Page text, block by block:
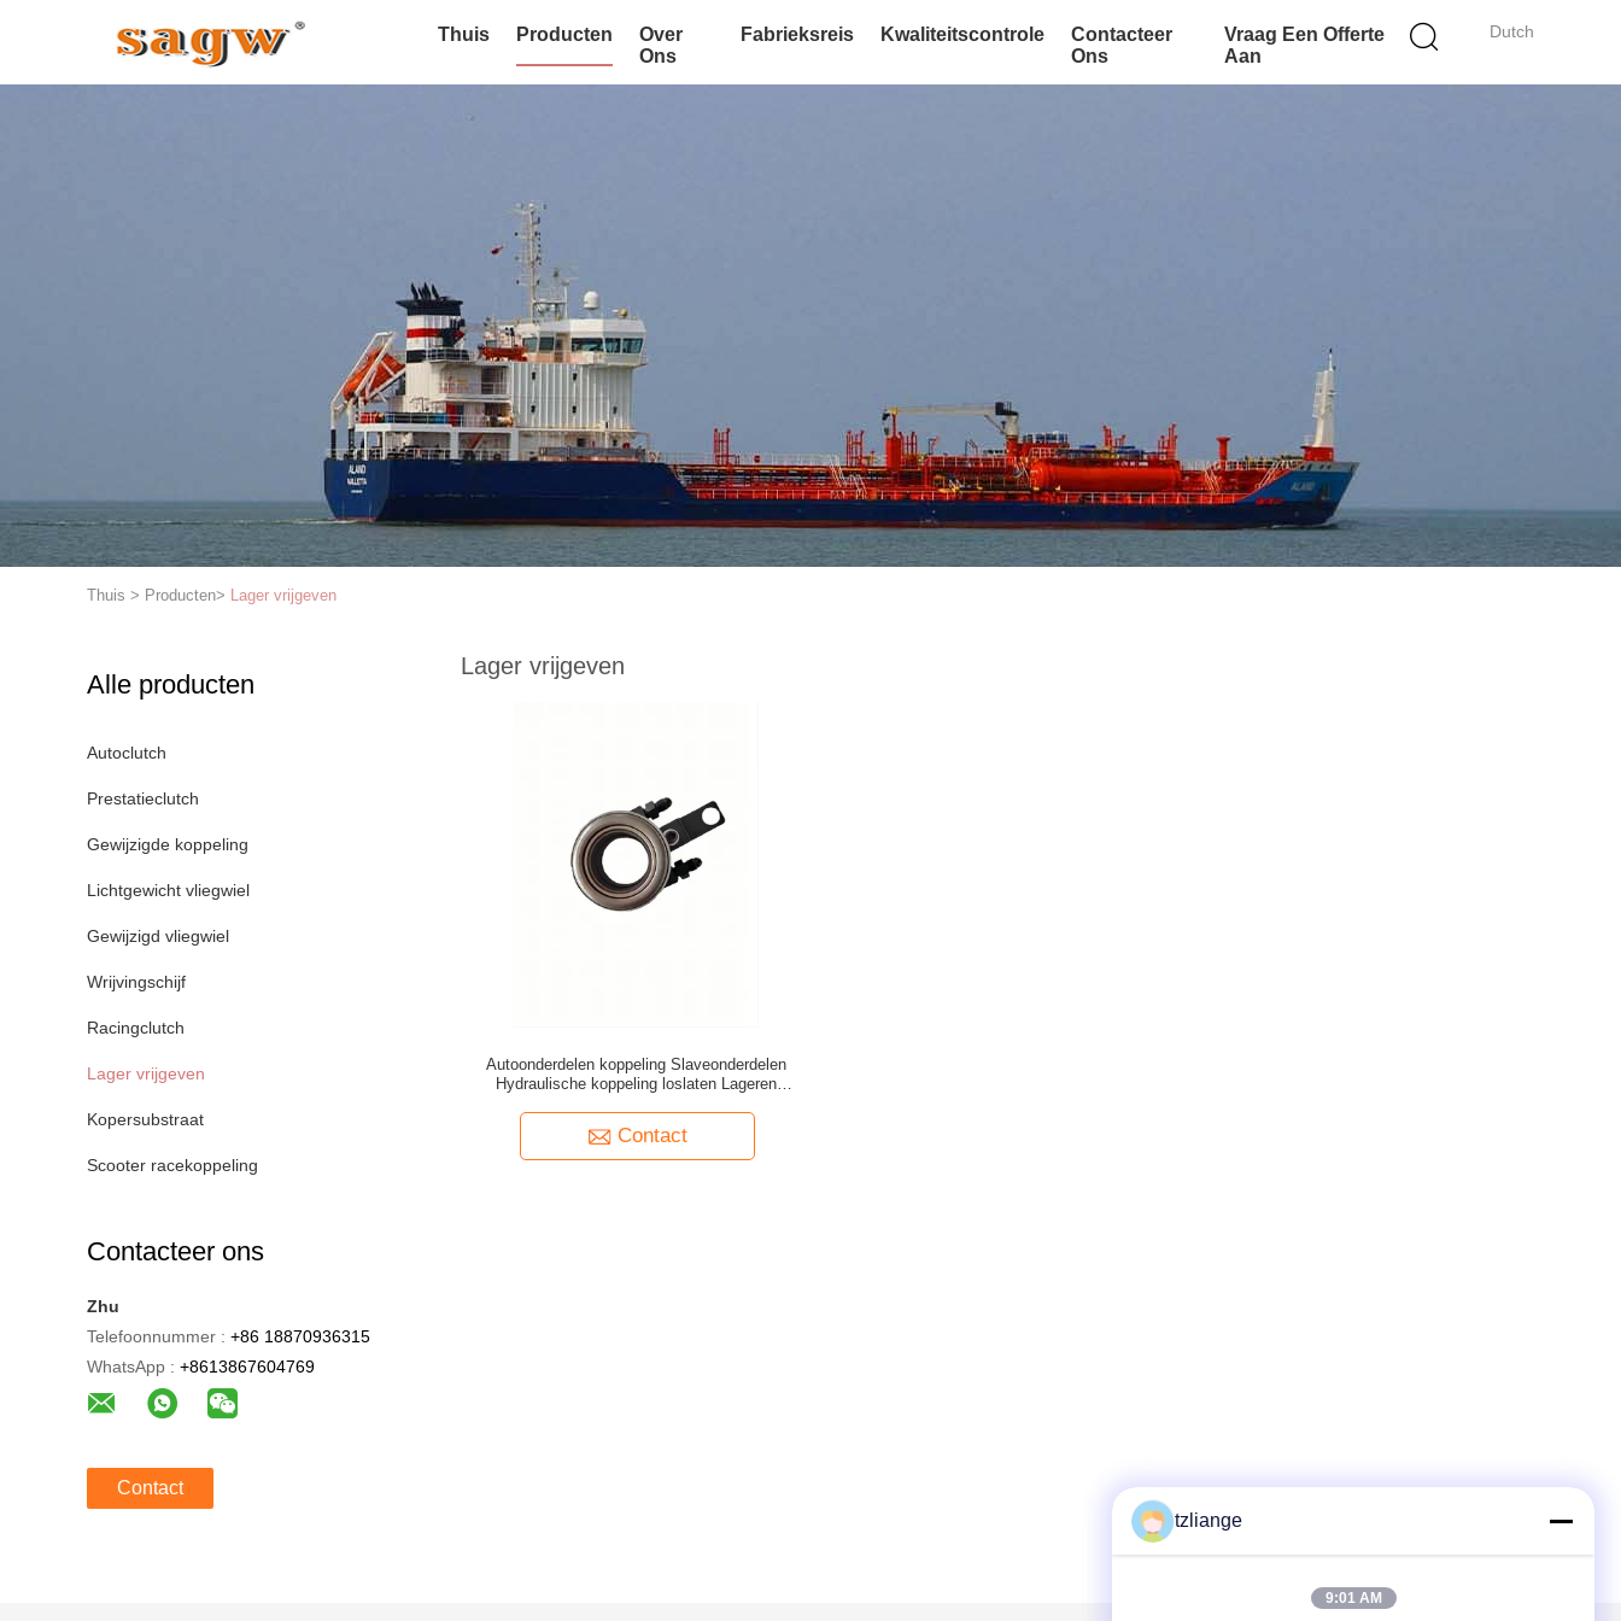
Dutch
Thuis Producten
Over
Ons
Fabrieksreis Kwaliteitscontrole
Contacteer
Ons
Vraag Een Offerte
Aan
Thuis > Producten> Lager vrijgeven
Alle producten
Autoclutch
Prestatieclutch
Gewijzigde koppeling
Lichtgewicht vliegwiel
Gewijzigd vliegwiel
Wrijvingschijf
Racingclutch
Lager vrijgeven
Kopersubstraat
Scooter racekoppeling
Contacteer ons
Zhu
Telefoonnummer : +86 18870936315
WhatsApp : +8613867604769
Contact
Lager vrijgeven
Autoonderdelen koppeling Slaveonderdelen
Hydraulische koppeling loslaten Lageren
Contact
tzliange
9:01 AM